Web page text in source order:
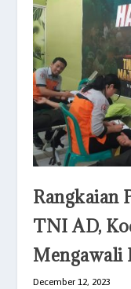
Rangkaian
TNI AD,
Mengawali
December 12, 2023